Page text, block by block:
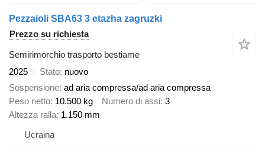
Pezzaioli SBA63 3 etazha zagruzki
Prezzo su richiesta
Semirimorchio trasporto bestiame
2025
Stato nuovo
Sospensione ad aria compressa/ad aria compressa
Peso netto 10.500 kg Numero di assi 3
Altezza ralla 1.150 mm
Ucraina